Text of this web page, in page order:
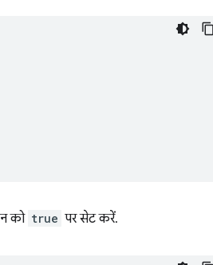
को true पर सेट करें.